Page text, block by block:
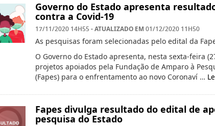
Governo do Estado apresenta
contra a Covid-19
17/11/2020 14H55- ATUALIZADO EM 01/12/2020 11H50
As pesquisas foram selecionadas pelo edital da
O Governo do Estado apresenta, nesta sexta-feira
projetos apoiados pela Fundação de Amparo à
(Fapes) para o enfrentamento ao novo Coronaví …
Fapes divulga resultado do edital de
pesquisa do Estado